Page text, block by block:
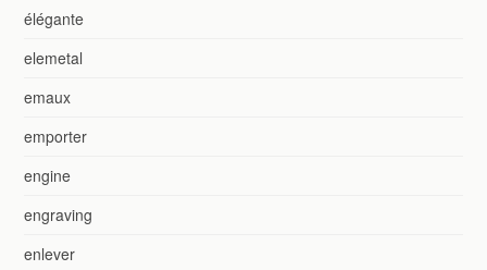
élégante
elemetal
emaux
emporter
engine
engraving
enlever